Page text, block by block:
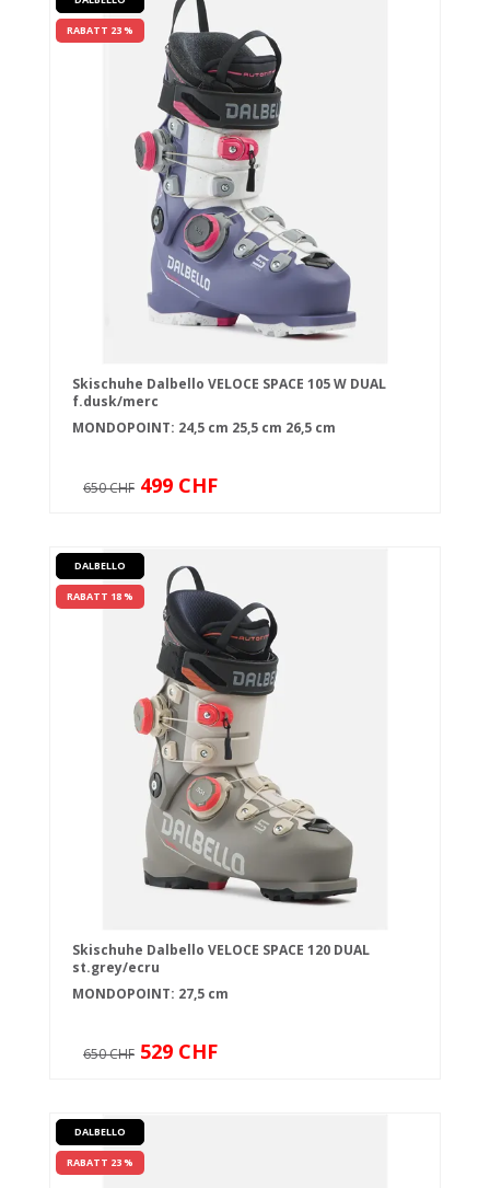
RABATT 23 %
Skischuhe Dalbello VELOCE SPACE 105 W DUAL
f.dusk/merc
MONDOPOINT: 24,5 cm 25,5 cm 26,5 cm
650 CHF 499 CHF
DALBELLO
RABATT 18 %
Skischuhe Dalbello VELOCE SPACE 120 DUAL
st.grey/ecru
MONDOPOINT: 27,5 cm
650 CHF 529 CHF
DALBELLO
RABATT 23 %